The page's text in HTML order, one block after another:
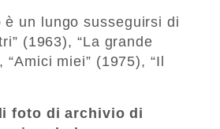
è un lungo susseguirsi di
(1963), “La grande
miei” (1975), “Il
foto di archivio di